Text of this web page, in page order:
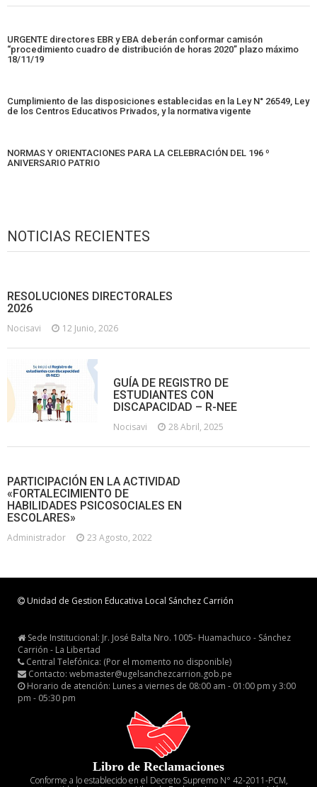
URGENTE directores EBR y EBA deberán conformar camisón
“procedimiento cuadro de distribución de horas 2020” plazo máximo
18/11/19
Cumplimiento de las disposiciones establecidas en la Ley N° 26549, Ley
de los Centros Educativos Privados, y la normativa vigente
NORMAS Y ORIENTACIONES PARA LA CELEBRACIÓN DEL 196 º
ANIVERSARIO PATRIO
NOTICIAS RECIENTES
RESOLUCIONES DIRECTORALES
2026
Nocisavi 12 Junio, 2026
GUÍA DE REGISTRO DE
ESTUDIANTES CON
DISCAPACIDAD – R-NEE
Nocisavi 28 Abril, 2025
PARTICIPACIÓN EN LA ACTIVIDAD
«FORTALECIMIENTO DE
HABILIDADES PSICOSOCIALES EN
ESCOLARES»
Administrador 23 Agosto, 2022
Unidad de Gestion Educativa Local Sánchez Carrión
Sede Institucional: Jr. José Balta Nro. 1005- Huamachuco - Sánchez
Carrión - La Libertad
Central Telefónica: (Por el momento no disponible)
Contacto: webmaster@ugelsanchezcarrion.gob.pe
Horario de atención: Lunes a viernes de 08:00 am - 01:00 pm y 3:00
pm - 05:30 pm
Libro de Reclamaciones
Conforme a lo establecido en el Decreto Supremo N° 42-2011-PCM,